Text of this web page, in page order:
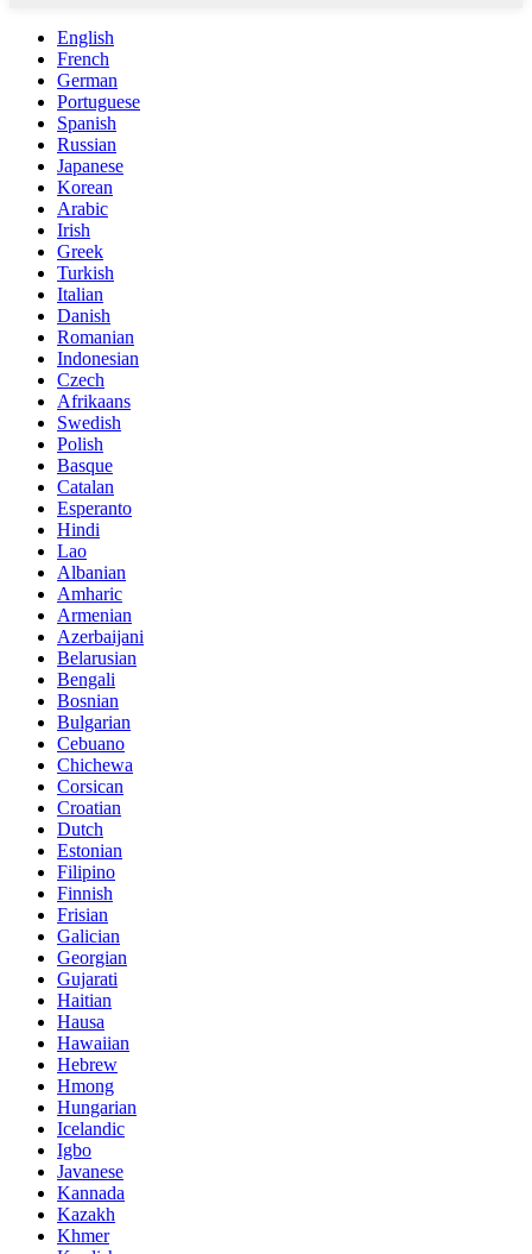
English
French
German
Portuguese
Spanish
Russian
Japanese
Korean
Arabic
Irish
Greek
Turkish
Italian
Danish
Romanian
Indonesian
Czech
Afrikaans
Swedish
Polish
Basque
Catalan
Esperanto
Hindi
Lao
Albanian
Amharic
Armenian
Azerbaijani
Belarusian
Bengali
Bosnian
Bulgarian
Cebuano
Chichewa
Corsican
Croatian
Dutch
Estonian
Filipino
Finnish
Frisian
Galician
Georgian
Gujarati
Haitian
Hausa
Hawaiian
Hebrew
Hmong
Hungarian
Icelandic
Igbo
Javanese
Kannada
Kazakh
Khmer